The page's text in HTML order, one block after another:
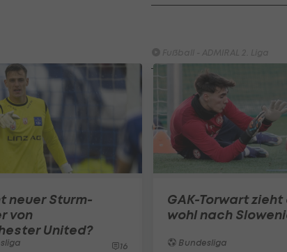
Highlights: Jerabek bereitet
dem SKN einen endgültigen
Fehlstart
Fußball - ADMIRAL 2. Liga
neuer Sturm-
von
United?
16
GAK-Torwart zieht
wohl nach
Bundesliga